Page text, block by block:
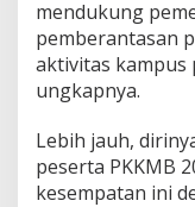
mendukung
pemberantasan
aktivitas kampus
ungkapnya.
Lebih jauh,
peserta PKKMB
kesempatan ini